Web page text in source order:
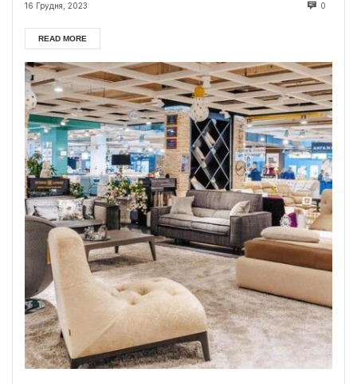
16 Грудня, 2023 0
READ MORE